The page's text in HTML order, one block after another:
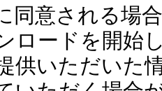
同意される場
ロードを開始
供いただいた